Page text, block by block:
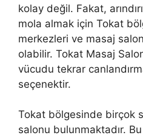
kolay değil. Fakat,
mola almak için Tokat
merkezleri ve masaj
olabilir. Tokat Masaj
vücudu tekrar
seçenektir.
Tokat bölgesinde birçok
salonu bulunmaktadır.